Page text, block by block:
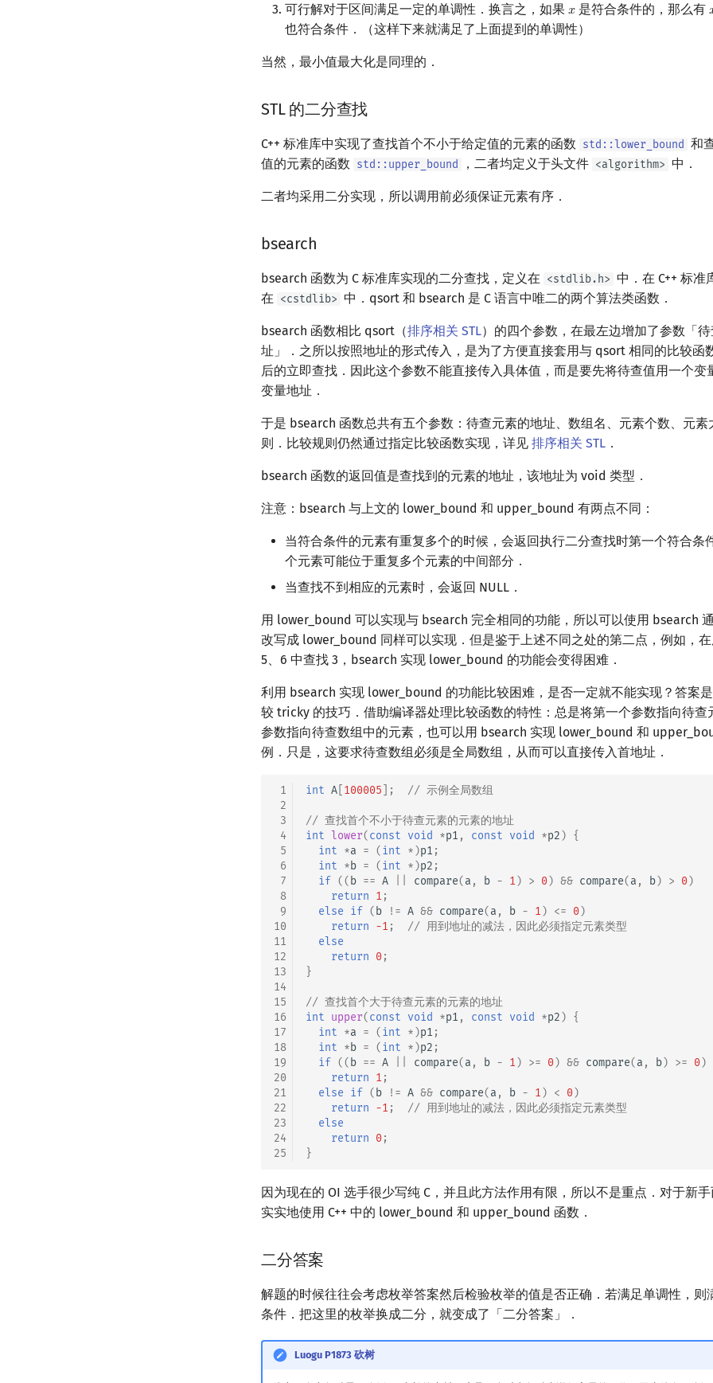
可行解对于区间满足一定的单调性．换言之，如果 𝑥
x 是符合条件的，那么有
也符合条件．（这样下来就满足了上面提到的单调性）
当然，最小值最大化是同理的．
STL 的二分查找
C++ 标准库中实现了查找首个不小于给定值的元素的函数 std::lower_bound 和
值的元素的函数 std::upper_bound ，二者均定义于头文件 <algorithm> 中．
二者均采用二分实现，所以调用前必须保证元素有序．
bsearch
bsearch 函数为 C 标准库实现的二分查找，定义在 <stdlib.h> 中．在 C++ 标准
在 <cstdlib> 中．qsort 和 bsearch 是 C 语言中唯二的两个算法类函数．
bsearch 函数相比 qsort（排序相关 STL）的四个参数，在最左边增加了参数「
址」．之所以按照地址的形式传入，是为了方便直接套用与 qsort 相同的比较函
后的立即查找．因此这个参数不能直接传入具体值，而是要先将待查值用一个变
变量地址．
于是 bsearch 函数总共有五个参数：待查元素的地址、数组名、元素个数、元素
则．比较规则仍然通过指定比较函数实现，详见 排序相关 STL ．
bsearch 函数的返回值是查找到的元素的地址，该地址为 void 类型．
注意：bsearch 与上文的 lower_bound 和 upper_bound 有两点不同：
当符合条件的元素有重复多个的时候，会返回执行二分查找时第一个符合条
个元素可能位于重复多个元素的中间部分．
当查找不到相应的元素时，会返回 NULL．
用 lower_bound 可以实现与 bsearch 完全相同的功能，所以可以使用 bsearch
改写成 lower_bound 同样可以实现．但是鉴于上述不同之处的第二点，例如，在
5、6 中查找 3，bsearch 实现 lower_bound 的功能会变得困难．
利用 bsearch 实现 lower_bound 的功能比较困难，是否一定就不能实现？答案
较 tricky 的技巧．借助编译器处理比较函数的特性：总是将第一个参数指向待查
参数指向待查数组中的元素，也可以用 bsearch 实现 lower_bound 和
例．只是，这要求待查数组必须是全局数组，从而可以直接传入首地址．
1
2
3
4
5
6
7
8
9
10
11
12
13
14
15
16
17
18
19
20
21
22
23
24
25
int A 100005 ]; // 示例全局数组
// 查找首个不小于待查元素的元素的地址
int lower(const void *p1 , const void *p2) {
int *a = (int *)p1 ;
int *b = (int *)p2 ;
if (( b == A compare(a , b - 1) > 0) && compare(a , b) > 0)
return 1 ;
else if ( b != A && compare(a , b - 1) <= 0)
return -1 ;
// 用到地址的减法，因此必须指定元素类型
else
return 0;
}
// 查找首个大于待查元素的元素的地址
int upper(const void *p1 , const void *p2) {
int *a = (int *)p1 ;
int *b = (int *)p2 ;
if (( b == A compare(a , b - 1) >= 0) && compare(a , b) >= 0)
return 1 ;
else if ( b != A && compare(a , b - 1) < 0)
return -1 ;
// 用到地址的减法，因此必须指定元素类型
else
return 0;
}
因为现在的 OI 选手很少写纯 C，并且此方法作用有限，所以不是重点．对于新
实实地使用 C++ 中的 lower_bound 和 upper_bound 函数．
二分答案
解题的时候往往会考虑枚举答案然后检验枚举的值是否正确．若满足单调性，则
条件．把这里的枚举换成二分，就变成了「二分答案」．
Luogu P1873 砍树